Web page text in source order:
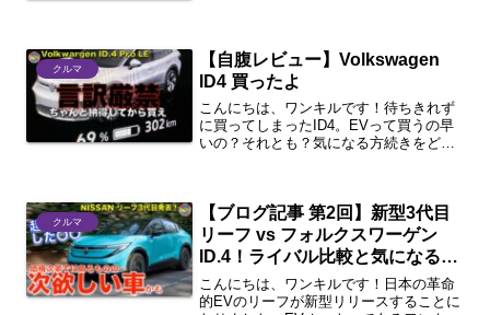
クルマ
【自腹レビュー】Volkswagen
ID4 買ったよ
こんにちは、ワンキルです！待ちきれず
に買ってしまったID4。EVって買うの早
いの？それとも？気になる方続きをどう
のID4は、V...
クルマ
【ブログ記事 第2回】新型3代目
リーフ vs フォルクスワーゲン
ID.4！ライバル比較と気になる懸
念点
こんにちは、ワンキルです！日本の革命
的EVのリーフが新型リリースすることに